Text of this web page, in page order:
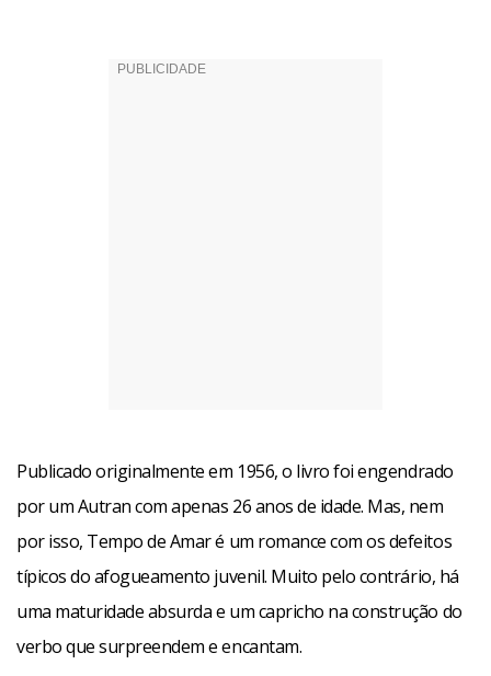
Publicado originalmente em 1956, o livro foi engendrado
por um Autran com apenas 26 anos de idade. Mas, nem
por isso, Tempo de Amar é um romance com os defeitos
típicos do afogueamento juvenil. Muito pelo contrário, há
uma maturidade absurda e um capricho na construção do
verbo que surpreendem e encantam.